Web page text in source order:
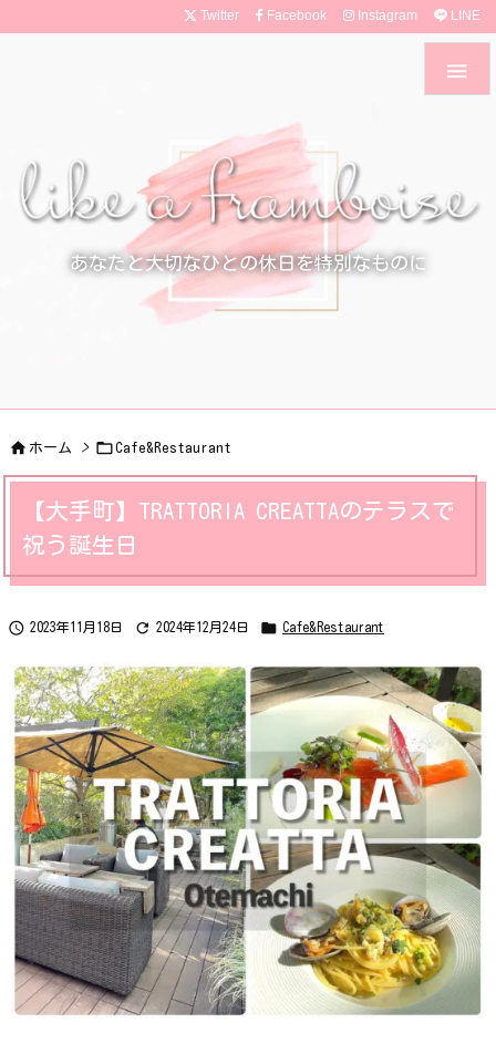
あなたと大切なひとの休日を特別なものに

Twitter Facebook Instagram LINE
 ホーム > Cafe&Restaurant
【大手町】TRATTORIA CREATTAのテラスで
祝う誕生日
 2023年11月18日  2024年12月24日  Cafe&Restaurant